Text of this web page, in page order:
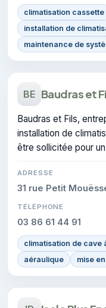
climatisation cassette
installation de
maintenance de
BE Baudras et
Baudras et Fils,
installation de
être sollicitée pour
ADRESSE
31 rue Petit
TÉLÉPHONE
03 86 61 44 91
climatisation de cave
aéraulique
mise